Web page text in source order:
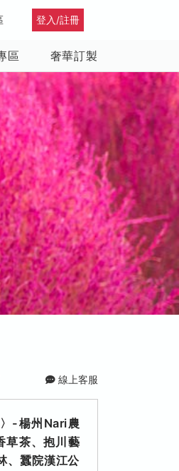
登入/註冊
區 奢華訂製
線上客服
-楊州Nari農
草茶、抱川藝
、蠶院漢江公